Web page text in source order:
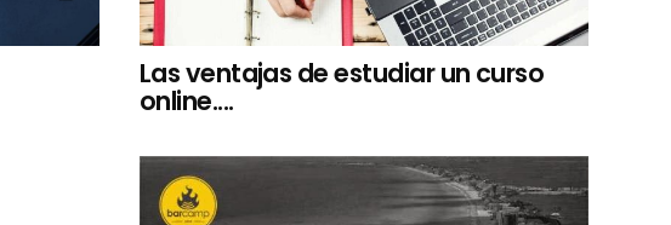
Las ventajas de estudiar un curso
online....